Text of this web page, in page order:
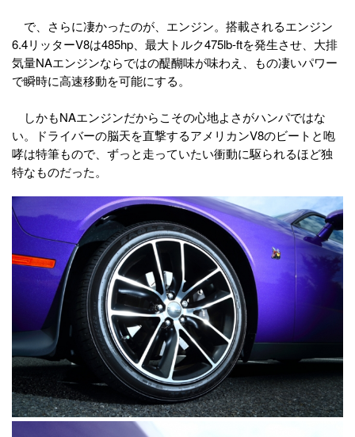
で、さらに凄かったのが、エンジン。搭載されるエンジン
6.4リッターV8は485hp、最大トルク475lb-ftを発生させ、大排
気量NAエンジンならではの醍醐味が味わえ、もの凄いパワー
で瞬時に高速移動を可能にする。
しかもNAエンジンだからこその心地よさがハンパではな
い。ドライバーの脳天を直撃するアメリカンV8のビートと咆
哮は特筆もので、ずっと走っていたい衝動に駆られるほど独
特なものだった。